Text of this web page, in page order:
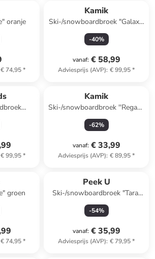
oranje
€ 74,95*
Kamik
Ski-/snowboardbroek "Galaxia
astra" paars
-40%
vanaf: € 58,99
Adviesprijs (AVP): € 99,95*
€ 99,95*
Kamik
Ski-/snowboardbroek ''Regan''
grijs
-62%
vanaf: € 33,99
Adviesprijs (AVP): € 89,95*
groen
€ 74,95*
Peek U
Ski-/snowboardbroek "Tara"
donkerblauw
-54%
vanaf: € 35,99
Adviesprijs (AVP): € 79,95*